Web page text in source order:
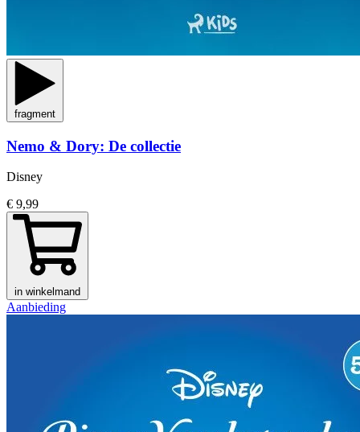
fragment
Nemo & Dory: De collectie
Disney
€ 9,99
in winkelmand
Aanbieding